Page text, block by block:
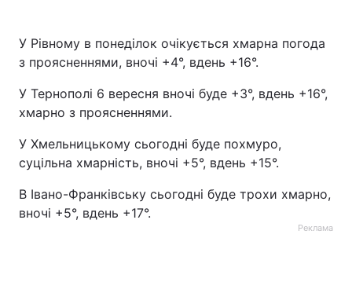
У Рівному в понеділок очікується хмарна погода
з проясненнями, вночі +4°, вдень +16°.
У Тернополі 6 вересня вночі буде +3°, вдень +16°,
хмарно з проясненнями.
У Хмельницькому сьогодні буде похмуро,
суцільна хмарність, вночі +5°, вдень +15°.
В Івано-Франківську сьогодні буде трохи хмарно,
вночі +5°, вдень +17°.
Реклама